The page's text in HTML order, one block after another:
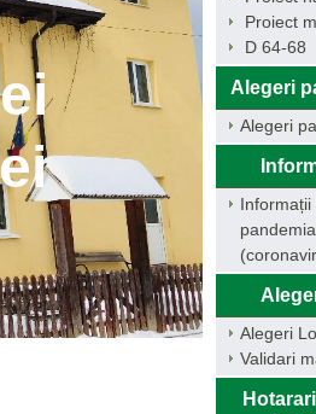
Proiect
D 64-68
Alegeri
Alegeri
Informații
Alegeri
Validari